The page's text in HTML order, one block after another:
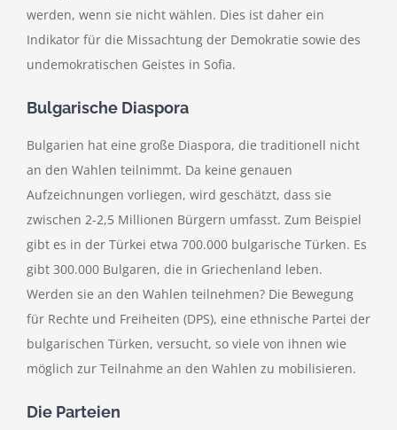
werden, wenn sie nicht wählen. Dies ist daher ein
Indikator für die Missachtung der Demokratie sowie des
undemokratischen Geistes in Sofia.
Bulgarische Diaspora
Bulgarien hat eine große Diaspora, die traditionell nicht
an den Wahlen teilnimmt. Da keine genauen
Aufzeichnungen vorliegen, wird geschätzt, dass sie
zwischen 2-2,5 Millionen Bürgern umfasst. Zum Beispiel
gibt es in der Türkei etwa 700.000 bulgarische Türken. Es
gibt 300.000 Bulgaren, die in Griechenland leben.
Werden sie an den Wahlen teilnehmen? Die Bewegung
für Rechte und Freiheiten (DPS), eine ethnische Partei der
bulgarischen Türken, versucht, so viele von ihnen wie
möglich zur Teilnahme an den Wahlen zu mobilisieren.
Die Parteien